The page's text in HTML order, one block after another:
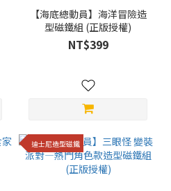
【海底總動員】海洋冒險造
型磁鐵組 (正版授權)
NT$399
迪士尼造型磁鐵